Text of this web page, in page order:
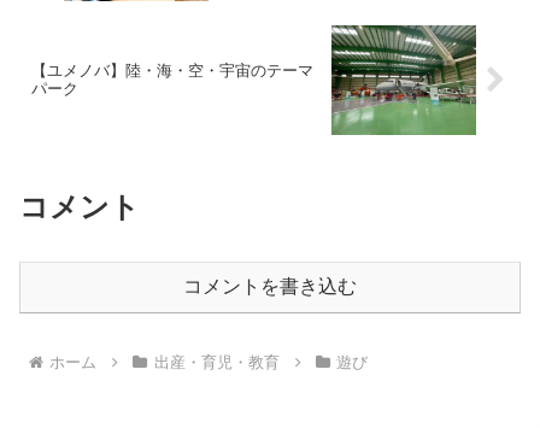
【ユメノバ】陸・海・空・宇宙のテーマ
パーク
コメント
コメントを書き込む
ホーム 出産・育児・教育 遊び